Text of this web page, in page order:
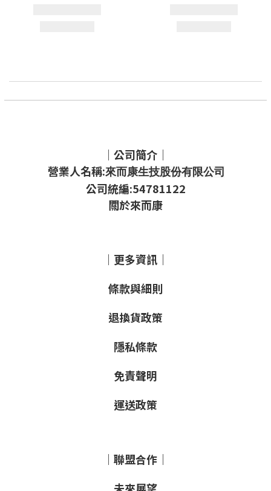
｜公司簡介｜
營業人名稱:來而康生技股份有限公司
公司統編:54781122
關於來而康
｜更多資訊｜
條款與細則
退換貨政策
隱私條款
免責聲明
運送政策
｜聯盟合作｜
未來展望